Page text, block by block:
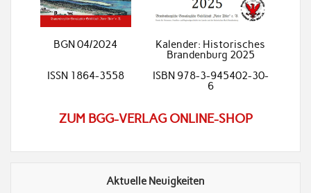
BGN 04/2024
Kalender: Historisches
Brandenburg 2025
ISSN 1864-3558
ISBN 978-3-945402-30-
6
ZUM BGG-VERLAG ONLINE-SHOP
Aktuelle Neuigkeiten